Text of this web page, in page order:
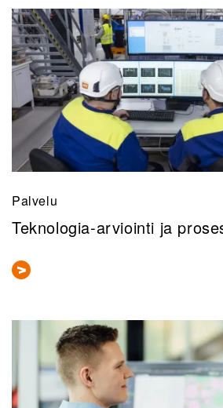
Palvelu
Teknologia-arviointi ja